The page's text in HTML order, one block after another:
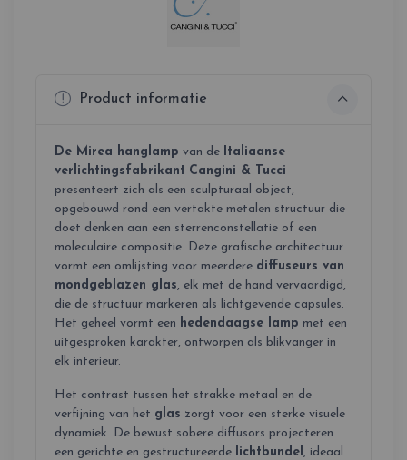
Product informatie
De Mirea hanglamp van de Italiaanse
verlichtingsfabrikant Cangini & Tucci
presenteert zich als een sculpturaal object,
opgebouwd rond een vertakte metalen structuur die
doet denken aan een sterrenconstellatie of een
moleculaire compositie. Deze grafische architectuur
vormt een omlijsting voor meerdere diffuseurs van
mondgeblazen glas, elk met de hand vervaardigd,
die de structuur markeren als lichtgevende capsules.
Het geheel vormt een hedendaagse lamp met een
uitgesproken karakter, ontworpen als blikvanger in
elk interieur.
Het contrast tussen het strakke metaal en de
verfijning van het glas zorgt voor een sterke visuele
dynamiek. De bewust sobere diffusors projecteren
een gerichte en gestructureerde lichtbundel , ideaal